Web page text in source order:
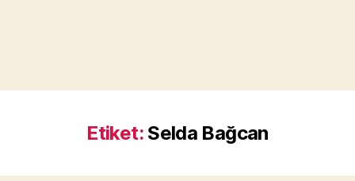
Etiket: Selda Bağcan
a